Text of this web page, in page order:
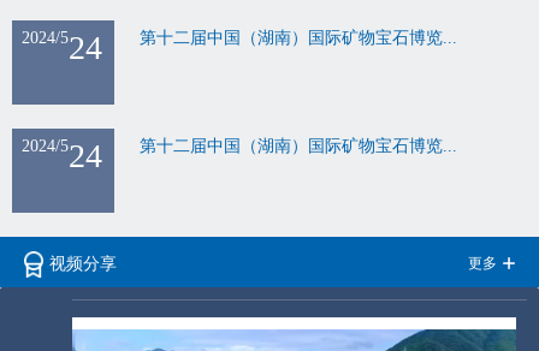
24
2024/5 第十二届中国（湖南）国际矿物宝石博览...
24
2024/5 第十二届中国（湖南）国际矿物宝石博览...
视频分享 更多